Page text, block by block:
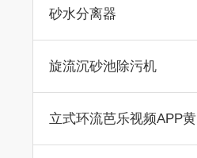
砂水分离器
旋流沉砂池除污机
立式环流芭乐视频APP黄